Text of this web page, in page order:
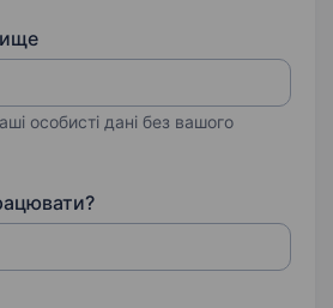
особисті дані без вашого